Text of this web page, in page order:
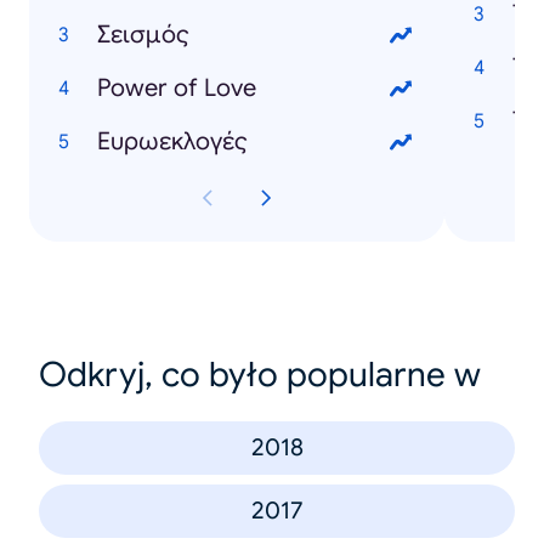
Σεισμός
Power of Love
Ευρωεκλογές
Τι
Τι
Τι
Odkryj, co było popularne w
2018
2017